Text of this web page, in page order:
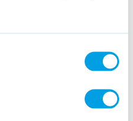
inzendingen. Naast de
campagne ‘You
Games’, dat
met VR-
ging naar ADAMAS
verbinding tussen de
met zogenoemde